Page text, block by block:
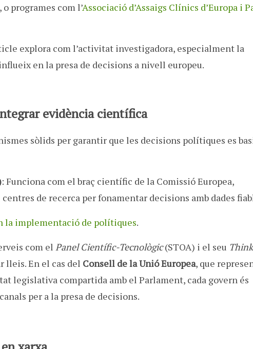
programes com l’Associació d’Assaigs Clínics d’Europa i
explora com l’activitat investigadora, especialment la
en la presa de decisions a nivell europeu.
evidència científica
sòlids per garantir que les decisions polítiques es
: Funciona com el braç científic de la Comissió Europea,
de recerca per fonamentar decisions amb dades
la implementació de polítiques.
com el Panel Científic-Tecnològic(STOA) i el seu
lleis. En el cas del Consell de la Unió Europea, que
legislativa compartida amb el Parlament, cada govern és
per a la presa de decisions.